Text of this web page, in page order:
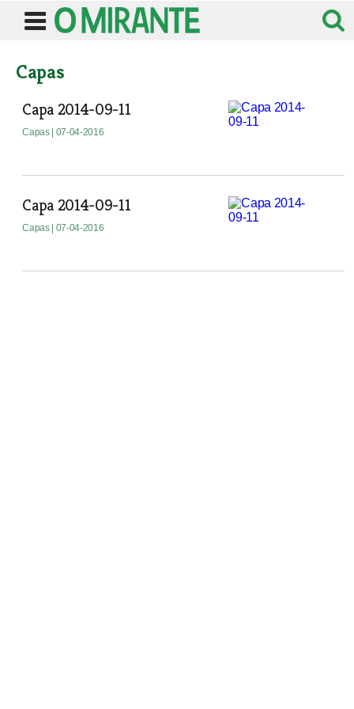
Capas
Capa 2014-09-11
Capas | 07-04-2016
Capa 2014-09-11
Capas | 07-04-2016